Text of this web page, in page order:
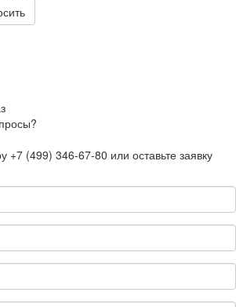
+7 (499) 346-67-80 или оставьте заявку